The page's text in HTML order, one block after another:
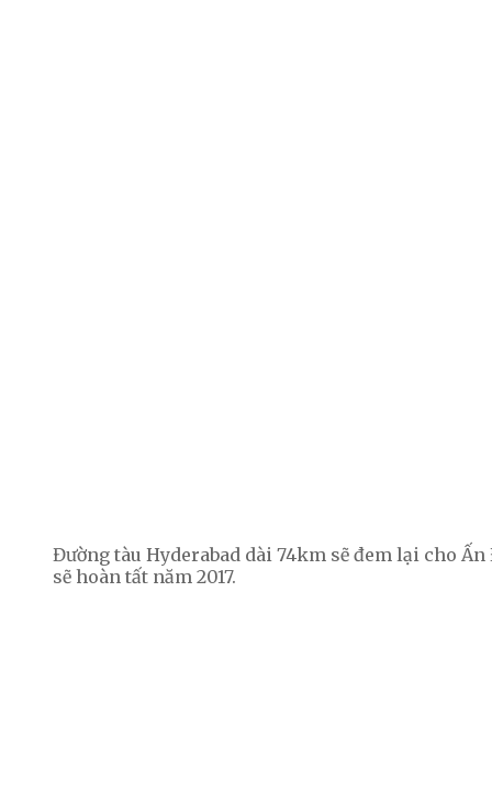
Đường tàu Hyderabad dài 74km sẽ đem lại cho
sẽ hoàn tất năm 2017.